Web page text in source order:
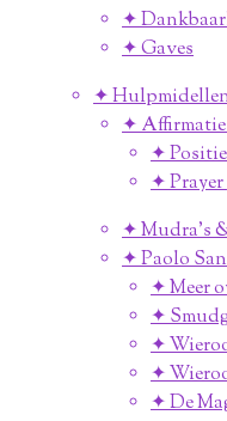
✦
✦ Gaves
✦
✦
✦
✦
✦ Mudra's
✦ Paolo
✦ Meer
✦
✦
✦
✦ De